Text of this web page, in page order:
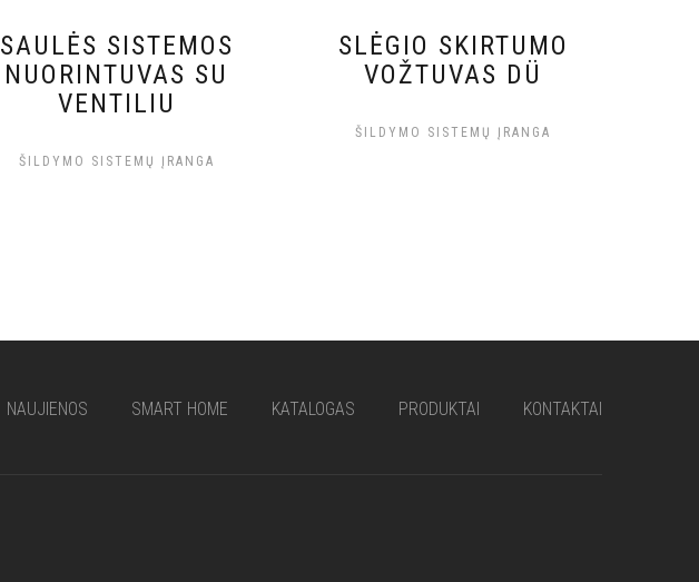
SAULĖS SISTEMOS
NUORINTUVAS SU
VENTILIU
ŠILDYMO SISTEMŲ ĮRANGA
SLĖGIO SKIRTUMO
VOŽTUVAS DÜ
ŠILDYMO SISTEMŲ ĮRANGA
NAUJIENOS SMART HOME KATALOGAS PRODUKTAI KONTAKTAI